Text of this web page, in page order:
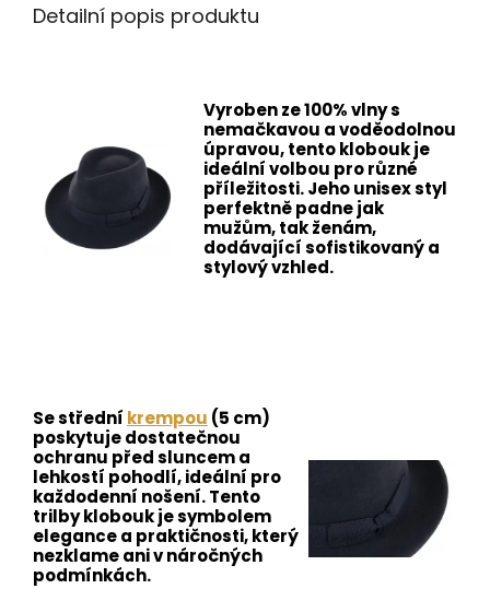
Detailní popis produktu
Vyroben ze 100% vlny s
nemačkavou a voděodolnou
úpravou, tento klobouk je
ideální volbou pro různé
příležitosti. Jeho unisex styl
perfektně padne jak
mužům, tak ženám,
dodávající sofistikovaný a
stylový vzhled.
Se střední krempou (5 cm)
poskytuje dostatečnou
ochranu před sluncem a
lehkostí pohodlí, ideální pro
každodenní nošení. Tento
trilby klobouk je symbolem
elegance a praktičnosti, který
nezklame ani v náročných
podmínkách.